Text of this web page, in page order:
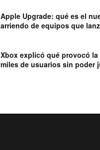
Apple Upgrade: qué es el
arriendo de equipos que
Xbox explicó qué provocó la
miles de usuarios sin poder